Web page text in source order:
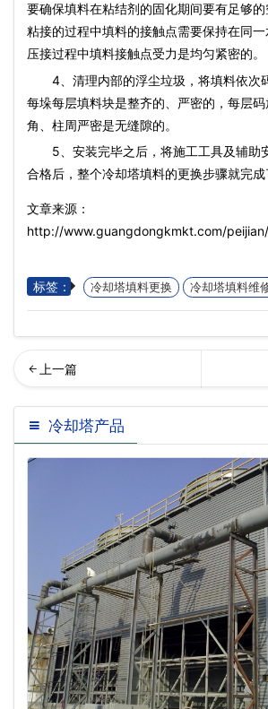
要确保填料在粘结剂的固化期间要有足够
粘接的过程中填料的接触点需要保持在同
压接过程中填料接触点受力是均匀紧密的。
4、清理内部的浮尘垃圾，将填料依次
每垛每层填料块是整齐的、严密的，每层
角、柱周严密是无缝隙的。
5、安装完毕之后，将施工工具及辅助
合格后，整个冷却塔填料的更换步骤就完成
文章来源：
http://www.guangdongkmkt.com/
标签： 冷却塔填料更换 冷却塔填料维
利冷却塔常用的填充料(马利
冷却塔填料厂家)…
换马利
冷却塔产品